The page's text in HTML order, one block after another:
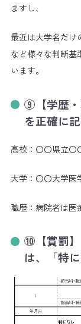
ますし、
最近は大学名だけ
など様々な判断基
います。
⑨【学歴・
を正確に記
高校：〇〇県立〇
大学：〇〇大学医
職歴：病院名は医
⑩【賞罰】
は、「特